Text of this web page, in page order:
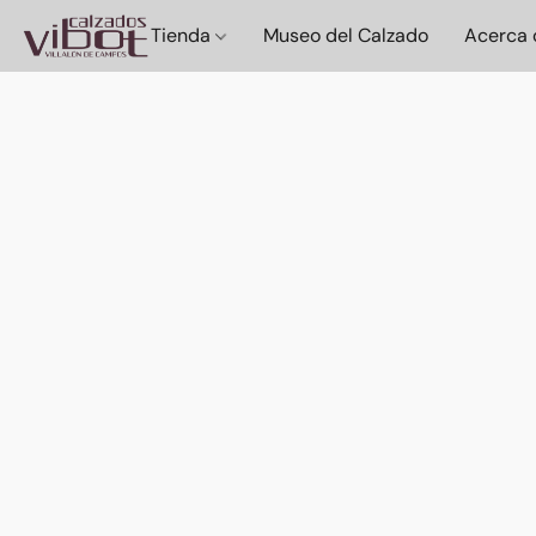
Tienda Museo del Calzado Acerca